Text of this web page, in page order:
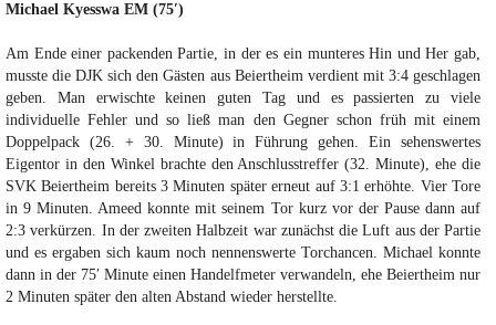
Michael Kyesswa EM (75′)
Am Ende einer packenden Partie, in der es ein munteres Hin und Her gab,
musste die DJK sich den Gästen aus Beiertheim verdient mit 3:4 geschlagen
geben. Man erwischte keinen guten Tag und es passierten zu viele
individuelle Fehler und so ließ man den Gegner schon früh mit einem
Doppelpack (26. + 30. Minute) in Führung gehen. Ein sehenswertes
Eigentor in den Winkel brachte den Anschlusstreffer (32. Minute), ehe die
SVK Beiertheim bereits 3 Minuten später erneut auf 3:1 erhöhte. Vier Tore
in 9 Minuten. Ameed konnte mit seinem Tor kurz vor der Pause dann auf
2:3 verkürzen. In der zweiten Halbzeit war zunächst die Luft aus der Partie
und es ergaben sich kaum noch nennenswerte Torchancen. Michael konnte
dann in der 75′ Minute einen Handelfmeter verwandeln, ehe Beiertheim nur
2 Minuten später den alten Abstand wieder herstellte.